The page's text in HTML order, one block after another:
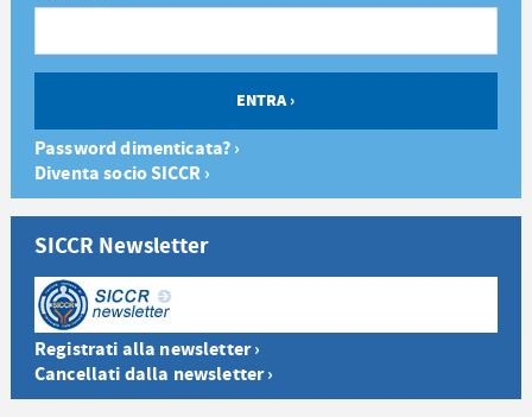
Password dimenticata? ›
Diventa socio SICCR ›
SICCR Newsletter
Registrati alla newsletter ›
Cancellati dalla newsletter ›